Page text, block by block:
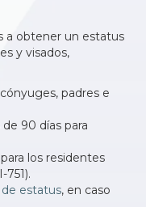
a obtener un estatus
y visados,
padres e
de 90 días para
para los residentes
estatus, en caso